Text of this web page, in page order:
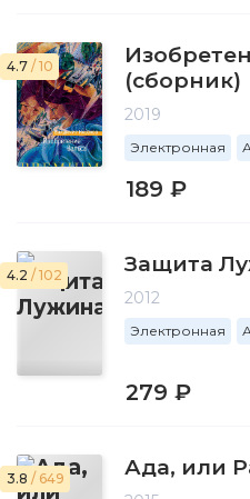
4.7 / 10
(сборник)
2019
Электронная
189 ₽
4.2 / 102 Защита
2012
Электронная
279 ₽
3.8 / 649 Ада, или